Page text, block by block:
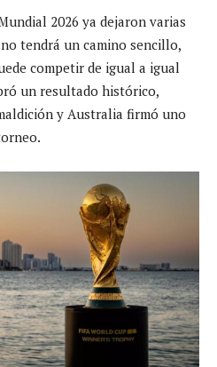
2026 ya dejaron varias
tendrá un camino sencillo,
competir de igual a igual
un resultado histórico,
y Australia firmó uno